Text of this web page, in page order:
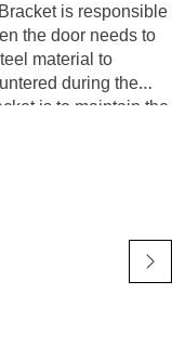
is responsible
the door needs to
material to
during the
is to maintain the
unit, ensuring it
of the